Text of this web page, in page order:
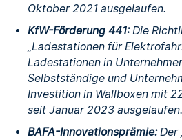
Oktober 2021 ausgelaufen.
KfW-Förderung 441:Die
„Ladestationen für
Ladestationen in
Selbstständige und
Investition in Wallboxen mit
seit Januar 2023 ausgelaufen.
BAFA-Innovationsprämie:Der